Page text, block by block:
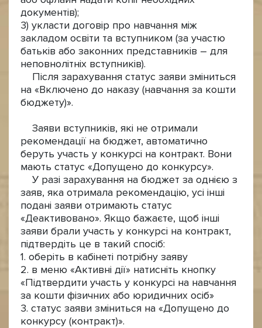
документів);
3) укласти договір про навчання між
закладом освіти та вступником (за участю
батьків або законних представників – для
неповнолітніх вступників).
Після зарахування статус заяви зміниться
на «Включено до наказу (навчання за кошти
бюджету)».
Заяви вступників, які не отримали
рекомендації на бюджет, автоматично
беруть участь у конкурсі на контракт. Вони
мають статус «Допущено до конкурсу».
У разі зарахування на бюджет за однією з
заяв, яка отримала рекомендацію, усі інші
подані заяви отримають статус
«Деактивовано». Якщо бажаєте, щоб інші
заяви брали участь у конкурсі на контракт,
підтвердіть це в такий спосіб:
1. оберіть в кабінеті потрібну заяву
2. в меню «Активні дії» натисніть кнопку
«Підтвердити участь у конкурсі на навчання
за кошти фізичних або юридичних осіб»
3. статус заяви зміниться на «Допущено до
конкурсу (контракт)».